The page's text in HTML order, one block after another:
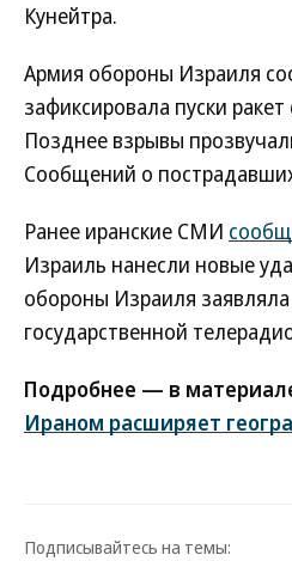
Кунейтра.
Армия обороны Израиля
зафиксировала пуски
Позднее взрывы
Сообщений о
Ранее иранские СМИ
Израиль нанесли новые
обороны Израиля
государственной
Подробнее — в
Ираном расширяет
Подписывайтесь на темы: